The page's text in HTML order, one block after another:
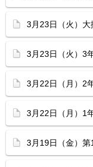
3月23日（火）大
3月23日（火）3
3月22日（月）2
3月22日（月）1
3月19日（金）